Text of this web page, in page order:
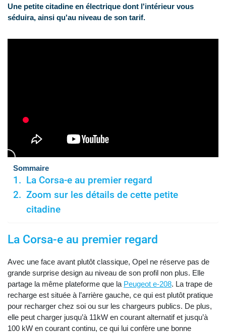
Une petite citadine en électrique dont l'intérieur vous
séduira, ainsi qu'au niveau de son tarif.
Sommaire
La Corsa-e au premier regard
Zoom sur les détails de cette petite
citadine
La Corsa-e au premier regard
Avec une face avant plutôt classique, Opel ne réserve pas de
grande surprise design au niveau de son profil non plus. Elle
partage la même plateforme que la Peugeot e-208. La trape de
recharge est située à l’arrière gauche, ce qui est plutôt pratique
pour recharger chez soi ou sur les chargeurs publics. De plus,
elle peut charger jusqu’à 11kW en courant alternatif et jusqu’à
100 kW en courant continu, ce qui lui confère une bonne